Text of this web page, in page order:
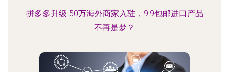
拼多多升级 50万海外商家入驻，9.9包邮进口产品
不再是梦？